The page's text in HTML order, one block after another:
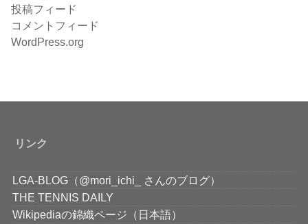
投稿フィード
コメントフィード
WordPress.org
リンク
LGA-BLOG（@mori_ichi_ さんのブログ）
THE TENNIS DAILY
Wikipediaの錦織ページ（日本語）